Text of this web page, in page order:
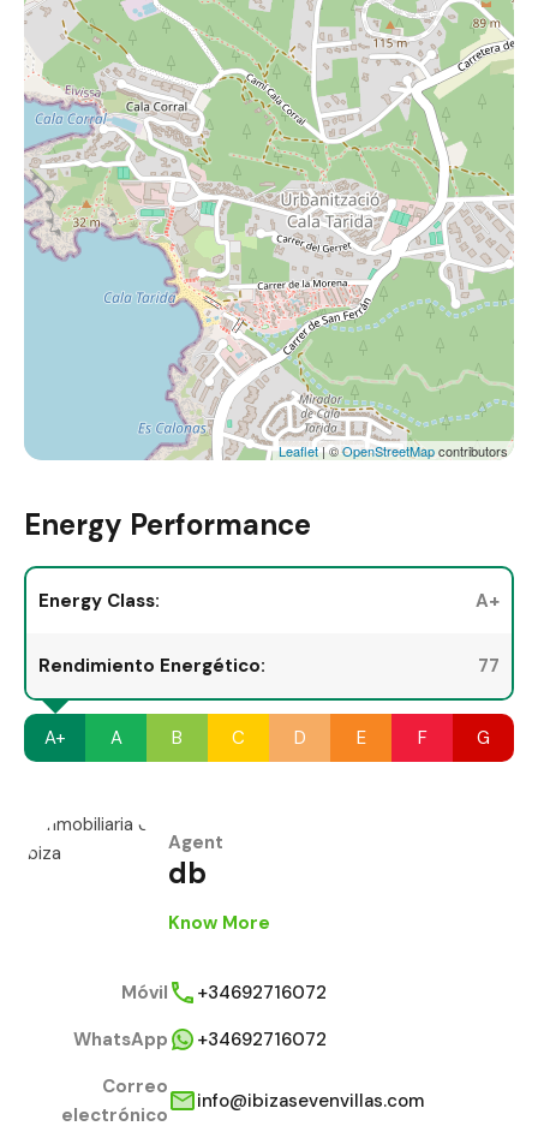
Leaflet| ©OpenStreetMapcontributors
Energy Performance
Energy Class: A+
Rendimiento Energético: 77
A+ A B C D E F G
Agent
db
Know More
Móvil
+34692716072
WhatsApp
+34692716072
Correo
electrónico
info@ibizasevenvillas.com